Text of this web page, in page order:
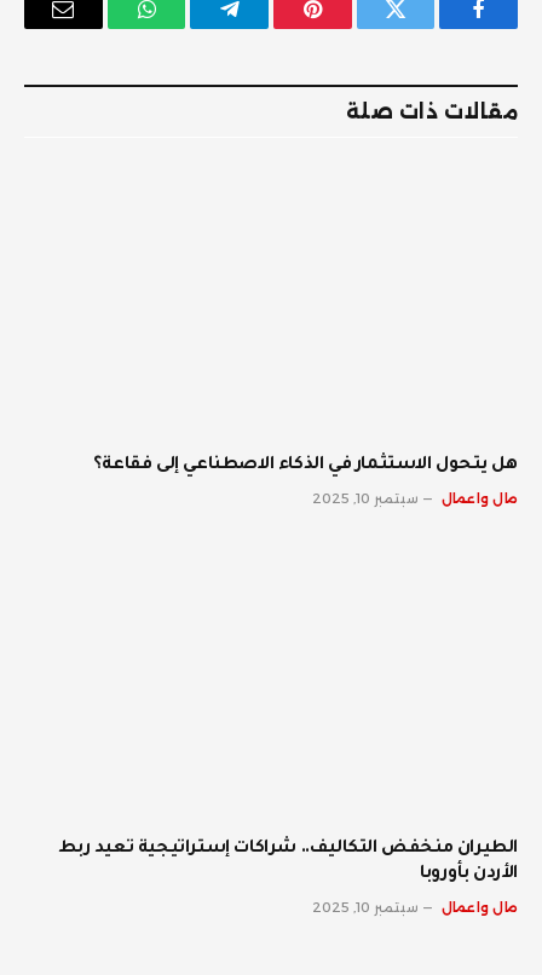
فيسبوك تويتر بينتيريستتيلقرام واتساب
البريد
مقالات ذات صلة
هل يتحول الاستثمار في الذكاء الاصطناعي إلى فقاعة؟
مال واعمال سبتمبر 10, 2025
الطيران منخفض التكاليف.. شراكات إستراتيجية تعيد ربط
الأردن بأوروبا
مال واعمال سبتمبر 10, 2025